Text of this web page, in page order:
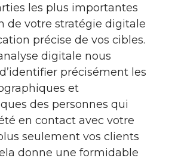
les plus importantes
de votre stratégie digitale
précise de vos cibles.
digitale nous
précisément les
et
des personnes qui
en contact avec votre
seulement vos clients
donne une formidable